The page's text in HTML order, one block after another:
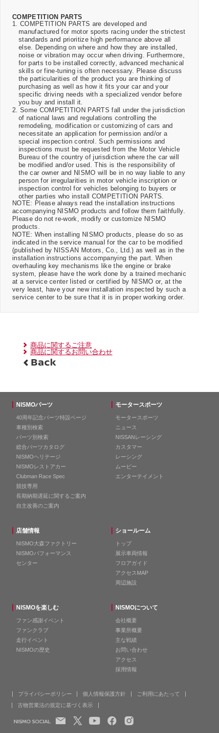
COMPETITION PARTS
1. COMPETITION PARTS are developed and
manufactured for motor sports racing under the strictest
standards and prioritize high performance above all
else. Depending on where and how they are installed,
noise or vibration may occur when driving. Furthermore,
for parts to be installed correctly, advanced mechanical
skills or fine-tuning is often necessary. Please discuss
the particularities of the product you are thinking of
purchasing as well as how it fits your car and your
specific driving needs with a specialized vendor before
you buy and install it.
2. Some COMPETITION PARTS fall under the jurisdiction
of national laws and regulations controlling the
remodeling, modification or customizing of cars and
necessitate an application for permission and/or a
special inspection control. Such permissions and
inspections must be requested from the Motor Vehicle
Bureau of the country of jurisdiction where the car will
be modified and/or used. This is the responsibility of
the car owner and NISMO will be in no way liable to any
person for irregularities in motor vehicle inscription or
inspection control for vehicles belonging to buyers or
other parties who install COMPETITION PARTS.
NOTE: Please always read the installation instructions
accompanying NISMO products and follow them faithfully.
Please do not re-work, modify or customize NISMO
products.
NOTE: When installing NISMO products, please do so as
indicated in the service manual for the car to be modified
(published by NISSAN Motors, Co., Ltd.) as well as in the
installation instructions accompanying the part. When
overhauling key mechanisms like the engine or brake
system, please have the work done by a trained mechanic
at a service center listed or certified by NISMO or, at the
very least, have your new installation inspected by such a
service center to be sure that it is in proper working order.
商品に関するご注意
商品に関するお問い合わせ
NISMOパーツ
40周年記念パーツ特設ページ
車種別検索
パーツ別検索
総合パーツカタログ
NISMOヘリテージ
NISMOレストアカー
Clubman Race Spec
競技専用
長期納期遅延に関するご案内
自主改善のご案内
モータースポーツ
モータースポーツ
ニュース
NISSANレーシング
カスタマー
レーシング
ムービー
エンターテイメント
店舗情報
NISMO大森ファクトリー
NISMOパフォーマンス
センター
ショールーム
トップ
展示車両情報
フロアガイド
アクセスMAP
周辺施設
NISMOを楽しむ
ファン感謝イベント
ファンクラブ
走行イベント
NISMOの歴史
NISMOについて
会社概要
事業所概要
主な戦績
お問い合わせ
アクセス
採用情報
プライバシーポリシー 個人情報保護方針
ご利用にあたって
古物営業法の規定に基づく表示